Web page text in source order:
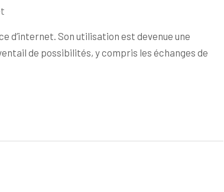
d’internet. Son utilisation est devenue une
de possibilités, y compris les échanges de